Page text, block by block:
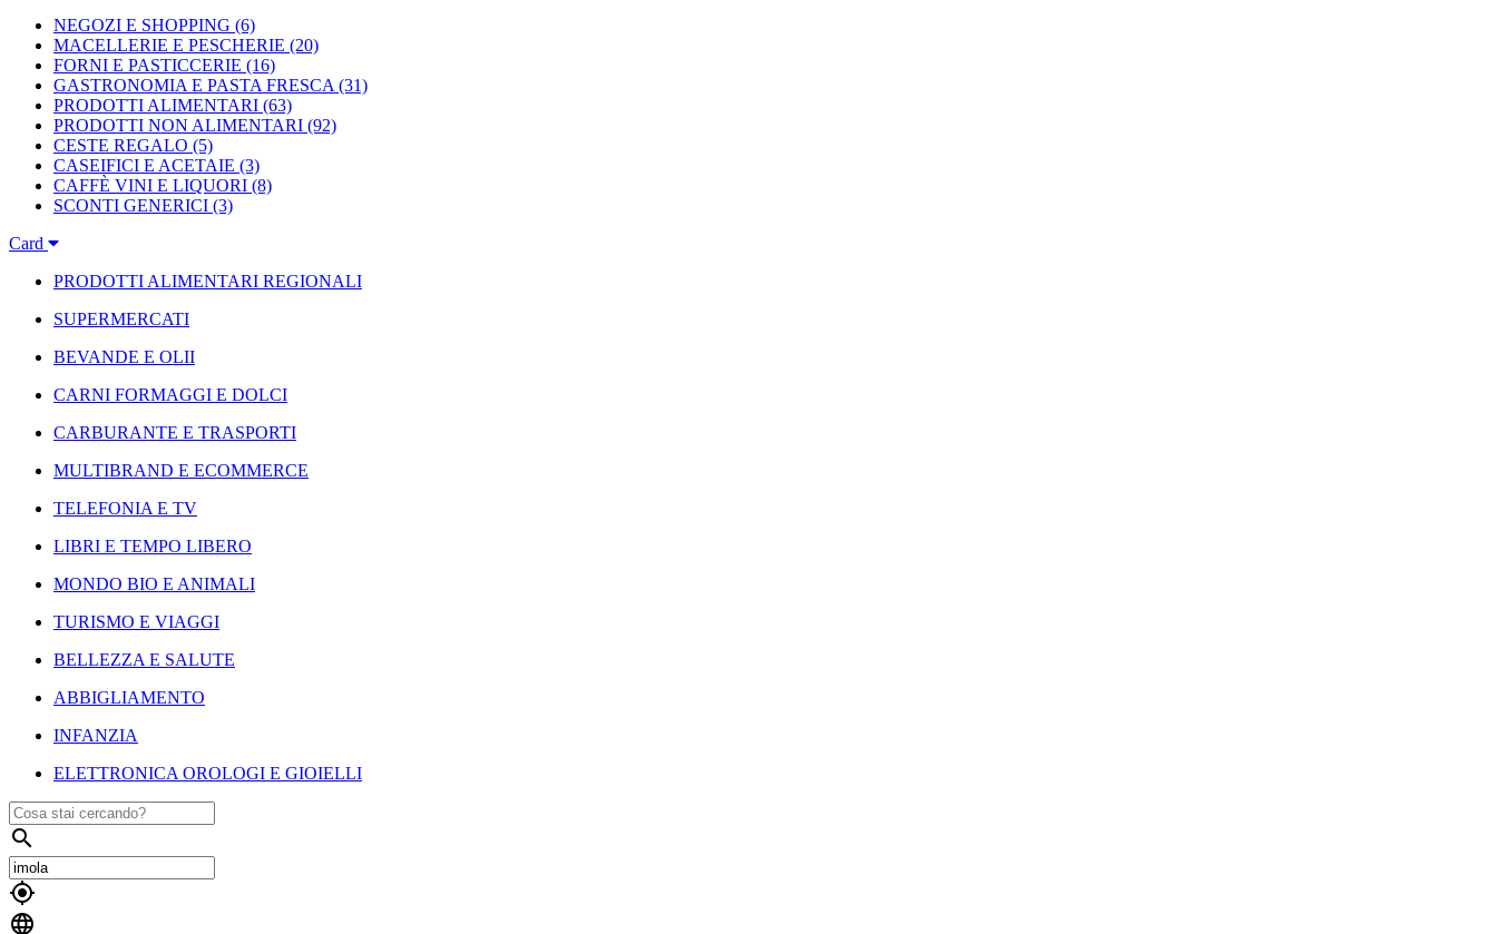
NEGOZI E SHOPPING (6)
MACELLERIE E PESCHERIE (20)
FORNI E PASTICCERIE (16)
GASTRONOMIA E PASTA FRESCA (31)
PRODOTTI ALIMENTARI (63)
PRODOTTI NON ALIMENTARI (92)
CESTE REGALO (5)
CASEIFICI E ACETAIE (3)
CAFFÈ VINI E LIQUORI (8)
SCONTI GENERICI (3)
Card
PRODOTTI ALIMENTARI REGIONALI
SUPERMERCATI
BEVANDE E OLII
CARNI FORMAGGI E DOLCI
CARBURANTE E TRASPORTI
MULTIBRAND E ECOMMERCE
TELEFONIA E TV
LIBRI E TEMPO LIBERO
MONDO BIO E ANIMALI
TURISMO E VIAGGI
BELLEZZA E SALUTE
ABBIGLIAMENTO
INFANZIA
ELETTRONICA OROLOGI E GIOIELLI


